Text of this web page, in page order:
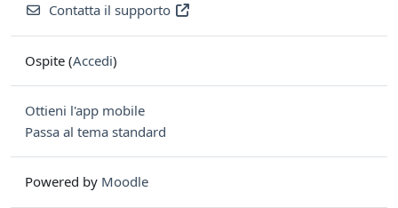
Contatta il supporto
Ospite (Accedi)
Ottieni l'app mobile
Passa al tema standard
Powered by Moodle